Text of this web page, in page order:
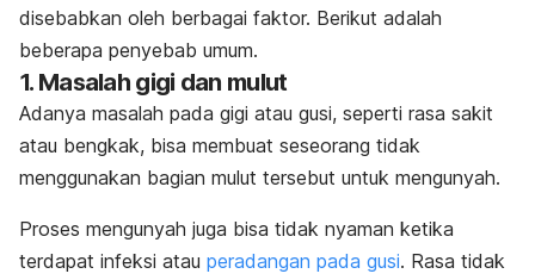
disebabkan oleh berbagai faktor. Berikut adalah
beberapa penyebab umum.
1. Masalah gigi dan mulut
Adanya masalah pada gigi atau gusi, seperti rasa sakit
atau bengkak, bisa membuat seseorang tidak
menggunakan bagian mulut tersebut untuk mengunyah.
Proses mengunyah juga bisa tidak nyaman ketika
terdapat infeksi atau peradangan pada gusi. Rasa tidak